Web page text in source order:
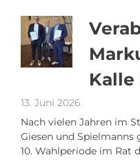
Kalle
13. Juni 2026
Nach vielen Jahren im
Giesen und
10. Wahlperiode im Rat